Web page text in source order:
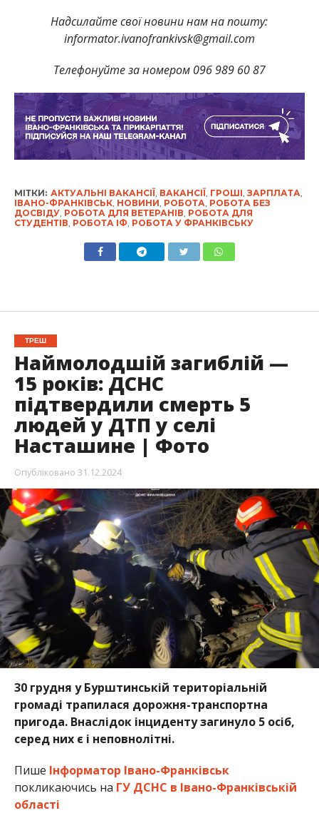
Надсилайте свої новини нам на пошту:
informator.ivanofrankivsk@gmail.com
Телефонуйте за номером 096 989 60 87
МІТКИ: АКТУАЛЬНІ ВАКАНСІЇ, ВАКАНСІЇ, ГРОШІ ЗАРПЛАТА
ІВАНО-ФРАНКІВСЬК, НОВИНИ РОБОТА РОБОТА БЕЗ
ДОСВІДУ, РОБОТА ДЛЯ ВЕТЕРАНІВ РОБОТА ДЛЯ
СТУДЕНТІВ РОБОТА ІФ РОБОТА У ФРАНКІВСЬКУ
ТРЕШ
Наймолодшій загиблій —
15 років: ДСНС
підтвердили смерть 5
людей у ДТП у селі
Насташине | Фото
Опубліковано 31.12.2024
30 грудня у Бурштинській територіальній
громаді трапилася дорожня-транспортна
пригода. Внаслідок інциденту загинуло 5 осіб,
серед них є і неповнолітні.
Пише Інформатор Івано-Франківськ
покликаючись на ГУ ДСНС в Івано-Франківській
області